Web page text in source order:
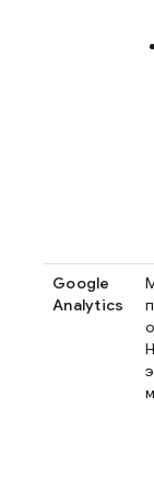
Google
Analytics